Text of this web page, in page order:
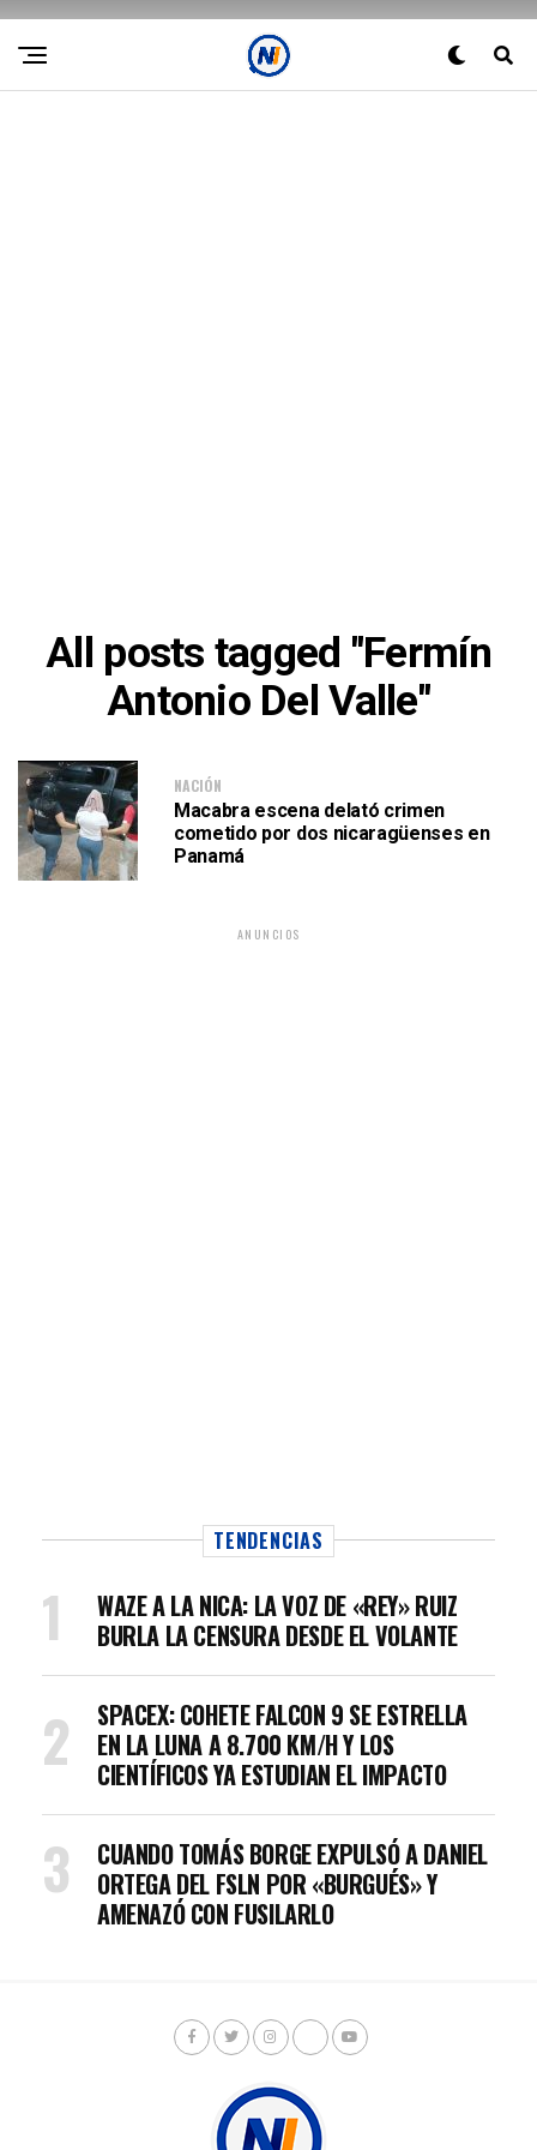
All posts tagged "Fermín
Antonio Del Valle"
NACIÓN
Macabra escena delató crimen
cometido por dos nicaragüenses en
Panamá
ANUNCIOS
TENDENCIAS
WAZE A LA NICA: LA VOZ DE «REY» RUIZ
BURLA LA CENSURA DESDE EL VOLANTE
SPACEX: COHETE FALCON 9 SE ESTRELLA
EN LA LUNA A 8.700 KM/H Y LOS
CIENTÍFICOS YA ESTUDIAN EL IMPACTO
CUANDO TOMÁS BORGE EXPULSÓ A DANIEL
ORTEGA DEL FSLN POR «BURGUÉS» Y
AMENAZÓ CON FUSILARLO